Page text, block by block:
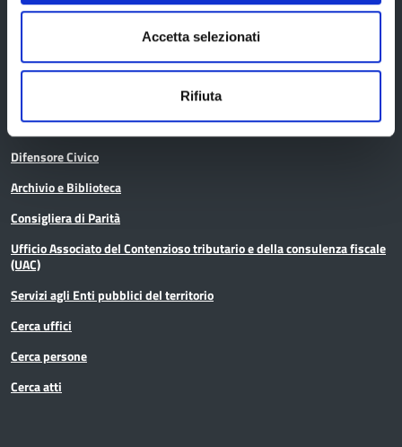
Accetta selezionati
Rifiuta
Modulistica
Strumenti di Tutela Amministrativa e Giurisdizionale
Difensore Civico
Archivio e Biblioteca
Consigliera di Parità
Ufficio Associato del Contenzioso tributario e della consulenza fiscale
(UAC)
Servizi agli Enti pubblici del territorio
Cerca uffici
Cerca persone
Cerca atti